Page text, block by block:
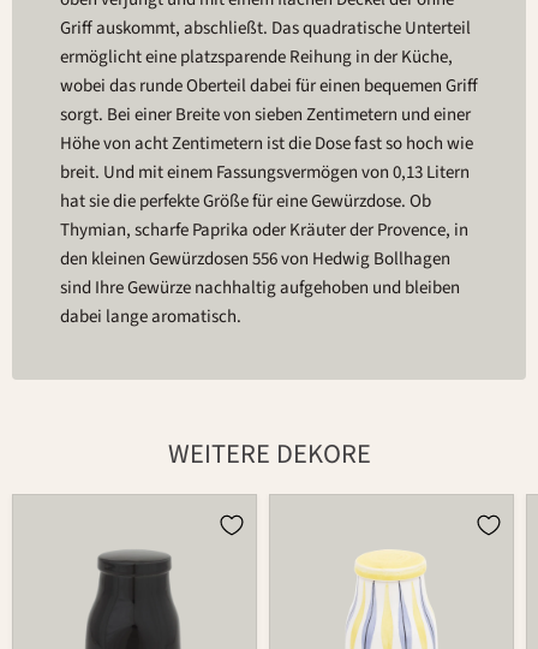
Griff auskommt, abschließt. Das quadratische Unterteil
ermöglicht eine platzsparende Reihung in der Küche,
wobei das runde Oberteil dabei für einen bequemen Griff
sorgt. Bei einer Breite von sieben Zentimetern und einer
Höhe von acht Zentimetern ist die Dose fast so hoch wie
breit. Und mit einem Fassungsvermögen von 0,13 Litern
hat sie die perfekte Größe für eine Gewürzdose. Ob
Thymian, scharfe Paprika oder Kräuter der Provence, in
den kleinen Gewürzdosen 556 von Hedwig Bollhagen
sind Ihre Gewürze nachhaltig aufgehoben und bleiben
dabei lange aromatisch.
WEITERE DEKORE